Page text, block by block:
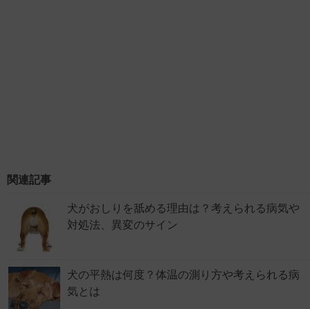
関連記事
犬がおしりを舐める理由は？考えられる病気や
対処法、異変のサイン
犬の平熱は何度？体温の測り方や考えられる病
気とは